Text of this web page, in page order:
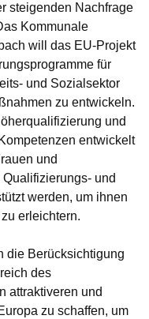
steigenden Nachfrage
Kommunale
will das EU-Projekt
für
und Sozialsektor
zu entwickeln.
und
entwickelt
und
und
werden, um ihnen
erleichtern.
die Berücksichtigung
des
attraktiveren und
zu schaffen, um